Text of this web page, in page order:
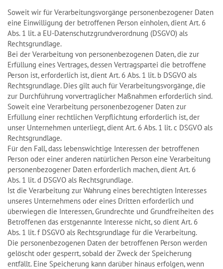
Soweit wir für Verarbeitungsvorgänge personenbezogener Daten
eine Einwilligung der betroffenen Person einholen, dient Art. 6
Abs. 1 lit. a EU-Datenschutzgrundverordnung (DSGVO) als
Rechtsgrundlage.
Bei der Verarbeitung von personenbezogenen Daten, die zur
Erfüllung eines Vertrages, dessen Vertragspartei die betroffene
Person ist, erforderlich ist, dient Art. 6 Abs. 1 lit. b DSGVO als
Rechtsgrundlage. Dies gilt auch für Verarbeitungsvorgänge, die
zur Durchführung vorvertraglicher Maßnahmen erforderlich sind.
Soweit eine Verarbeitung personenbezogener Daten zur
Erfüllung einer rechtlichen Verpflichtung erforderlich ist, der
unser Unternehmen unterliegt, dient Art. 6 Abs. 1 lit. c DSGVO als
Rechtsgrundlage.
Für den Fall, dass lebenswichtige Interessen der betroffenen
Person oder einer anderen natürlichen Person eine Verarbeitung
personenbezogener Daten erforderlich machen, dient Art. 6
Abs. 1 lit. d DSGVO als Rechtsgrundlage.
Ist die Verarbeitung zur Wahrung eines berechtigten Interesses
unseres Unternehmens oder eines Dritten erforderlich und
überwiegen die Interessen, Grundrechte und Grundfreiheiten des
Betroffenen das erstgenannte Interesse nicht, so dient Art. 6
Abs. 1 lit. f DSGVO als Rechtsgrundlage für die Verarbeitung.
Die personenbezogenen Daten der betroffenen Person werden
gelöscht oder gesperrt, sobald der Zweck der Speicherung
entfällt. Eine Speicherung kann darüber hinaus erfolgen, wenn